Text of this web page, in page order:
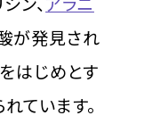
が発見され
はじめとす
ています。